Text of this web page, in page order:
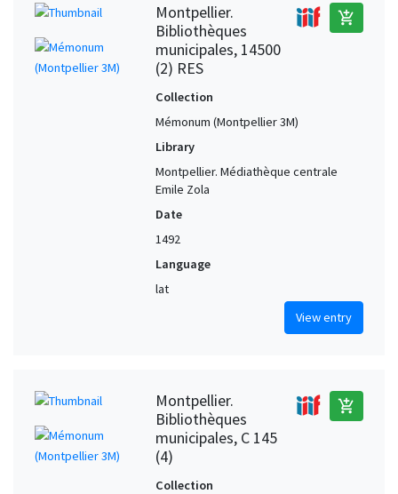
Montpellier.
Bibliothèques
municipales, 14500
(2) RES
add_shopping_cart
Collection
Mémonum (Montpellier 3M)
Library
Montpellier. Médiathèque centrale
Emile Zola
Date
1492
Language
lat
View entry
Montpellier.
Bibliothèques
municipales, C 145
(4)
add_shopping_cart
Collection